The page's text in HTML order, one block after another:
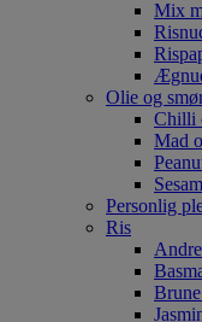
Mix
Olie og
Chilli
Mad
Personlig
Ris